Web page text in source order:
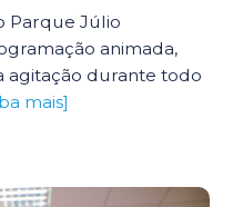
Parque Júlio
animada,
agitação durante todo
mais]